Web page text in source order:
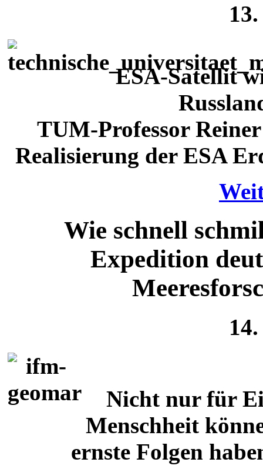
ESA-Satellit
TUM-Professor
Realisierung der ESA
Wie schnell
Expedition
Nicht nur für
Menschheit
ernste Folgen